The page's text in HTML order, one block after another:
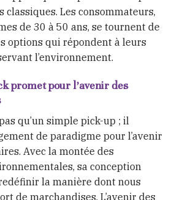
Les consommateurs,
de 30 à 50 ans, se tournent de
options qui répondent à leurs
l’environnement.
promet pour l’avenir des
qu’un simple pick-up ; il
de paradigme pour l’avenir
Avec la montée des
sa conception
la manière dont nous
de marchandises. L’avenir des